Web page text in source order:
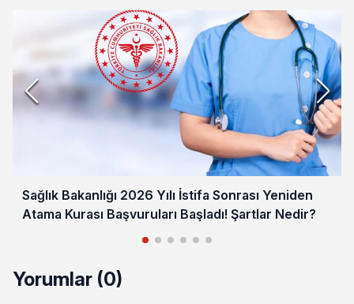
Sağlık Bakanlığı 2026 Yılı İstifa Sonrası Yeniden
Atama Kurası Başvuruları Başladı! Şartlar Nedir?
Yorumlar (0)